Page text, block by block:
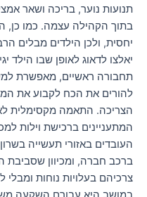
תנועות נוער, בריכה ושאר
בתוך הקהילה עצמה. כמו כן,
יחסית, ולכן הילדים מבלים
יאלצו לדאוג לאופן שבו הילד
תחבורה ראשיים, מאפשרת
להורים את הכח לקבוע את
הצריכה. התאמה מקסימלית
המתעניינים ברכישת וילות
העובדים באזורי תעשייה
ברכב חברה, ומכיוון
צרכיהם בעלויות נוחות